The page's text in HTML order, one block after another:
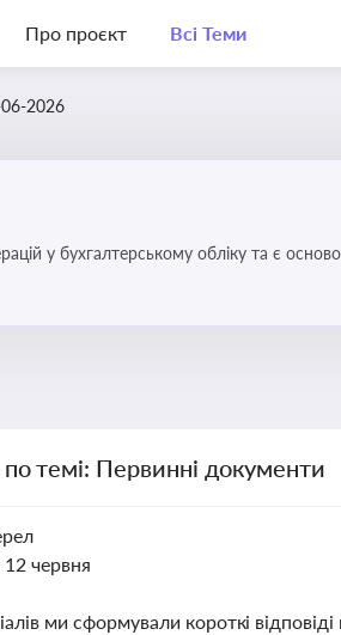
Про проєкт Всі Теми
2026
у бухгалтерському обліку та є
темі: Первинні документи
12 червня
ми сформували короткі